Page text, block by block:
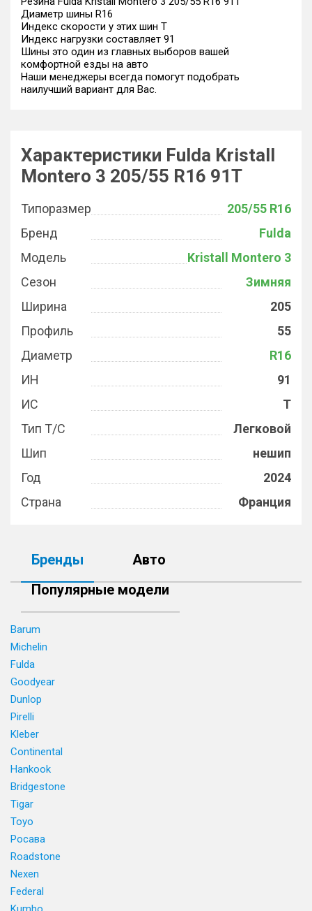
Диаметр шины R16
Индекс скорости у этих шин T
Индекс нагрузки составляет 91
Шины это один из главных выборов вашей
комфортной езды на авто
Наши менеджеры всегда помогут подобрать
наилучший вариант для Вас.
Характеристики Fulda Kristall
Montero 3 205/55 R16 91T
Типоразмер
205/55 R16
Бренд
Fulda
Модель
Kristall Montero 3
Сезон
Зимняя
Ширина
205
Профиль
55
Диаметр
R16
ИН
91
ИС
T
Тип Т/С
Легковой
Шип
нешип
Год
2024
Страна
Франция
Бренды
Авто
Популярные модели
Barum
Michelin
Fulda
Goodyear
Dunlop
Pirelli
Kleber
Continental
Hankook
Bridgestone
Tigar
Toyo
Росава
Roadstone
Nexen
Federal